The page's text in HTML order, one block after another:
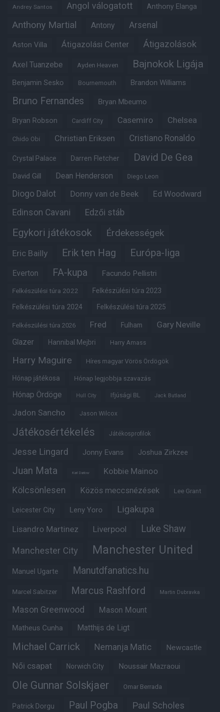
Andrey Santos Angol válogatott Anthony Elanga
Anthony Martial Antony Arsenal
Aston Villa Átigazolási Center Átigazolások
Axel Tuanzebe Ayden Heaven Bajnokok Ligája
Benjamin Sesko Bournemouth Brandon Williams
Bruno Fernandes Bryan Mbeumo
Bryan Robson Cardiff City Casemiro Chelsea
Chido Obi Christian Eriksen Cristiano Ronaldo
Crystal Palace Darren Fletcher David De Gea
David Gill Dean Henderson Diego Leon
Diogo Dalot Donny van de Beek Ed Woodward
Edinson Cavani Edzői stáb
Egykori játékosok Érdekességek
Eric Bailly Erik ten Hag Európa-liga
Everton FA-kupa Facundo Pellistri
Felkészülési túra 2022 Felkészülési túra 2023
Felkészülési túra 2024 Felkészülési túra 2025
Felkészülési túra 2026 Fred Fulham Gary Neville
Glazer Hannibal Mejbri Harry Amass
Harry Maguire Híres magyar Vörös Ördögök
Hónap játékosa Hónap legjobbja szavazás
Hónap Ördöge Hull City Ifjúsági BL Jack Butland
Jadon Sancho Jason Wilcox
Játékosértékelés Játékosprofilok
Jesse Lingard Jonny Evans Joshua Zirkzee
Juan Mata Karl Darlow Kobbie Mainoo
Kölcsönlesen Közös meccsnézések Lee Grant
Leicester City Leny Yoro Ligakupa
Lisandro Martinez Liverpool Luke Shaw
Manchester City Manchester United
Manuel Ugarte Manutdfanatics.hu
Marcel Sabitzer Marcus Rashford Martin Dubravka
Mason Greenwood Mason Mount
Matheus Cunha Matthijs de Ligt
Michael Carrick Nemanja Matic Newcastle
Női csapat Norwich City Noussair Mazraoui
Ole Gunnar Solskjaer Omar Berrada
Patrick Dorgu Paul Pogba Paul Scholes